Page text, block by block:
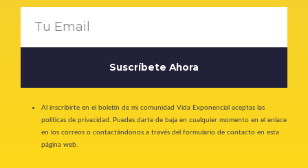
Suscríbete Ahora
Al inscribirte en el boletín de mi comunidad Vida Exponencial aceptas las
políticas de privacidad. Puedes darte de baja en cualquier momento en el enlace
en los correos o contactándonos a través del formulario de contacto en esta
página web.